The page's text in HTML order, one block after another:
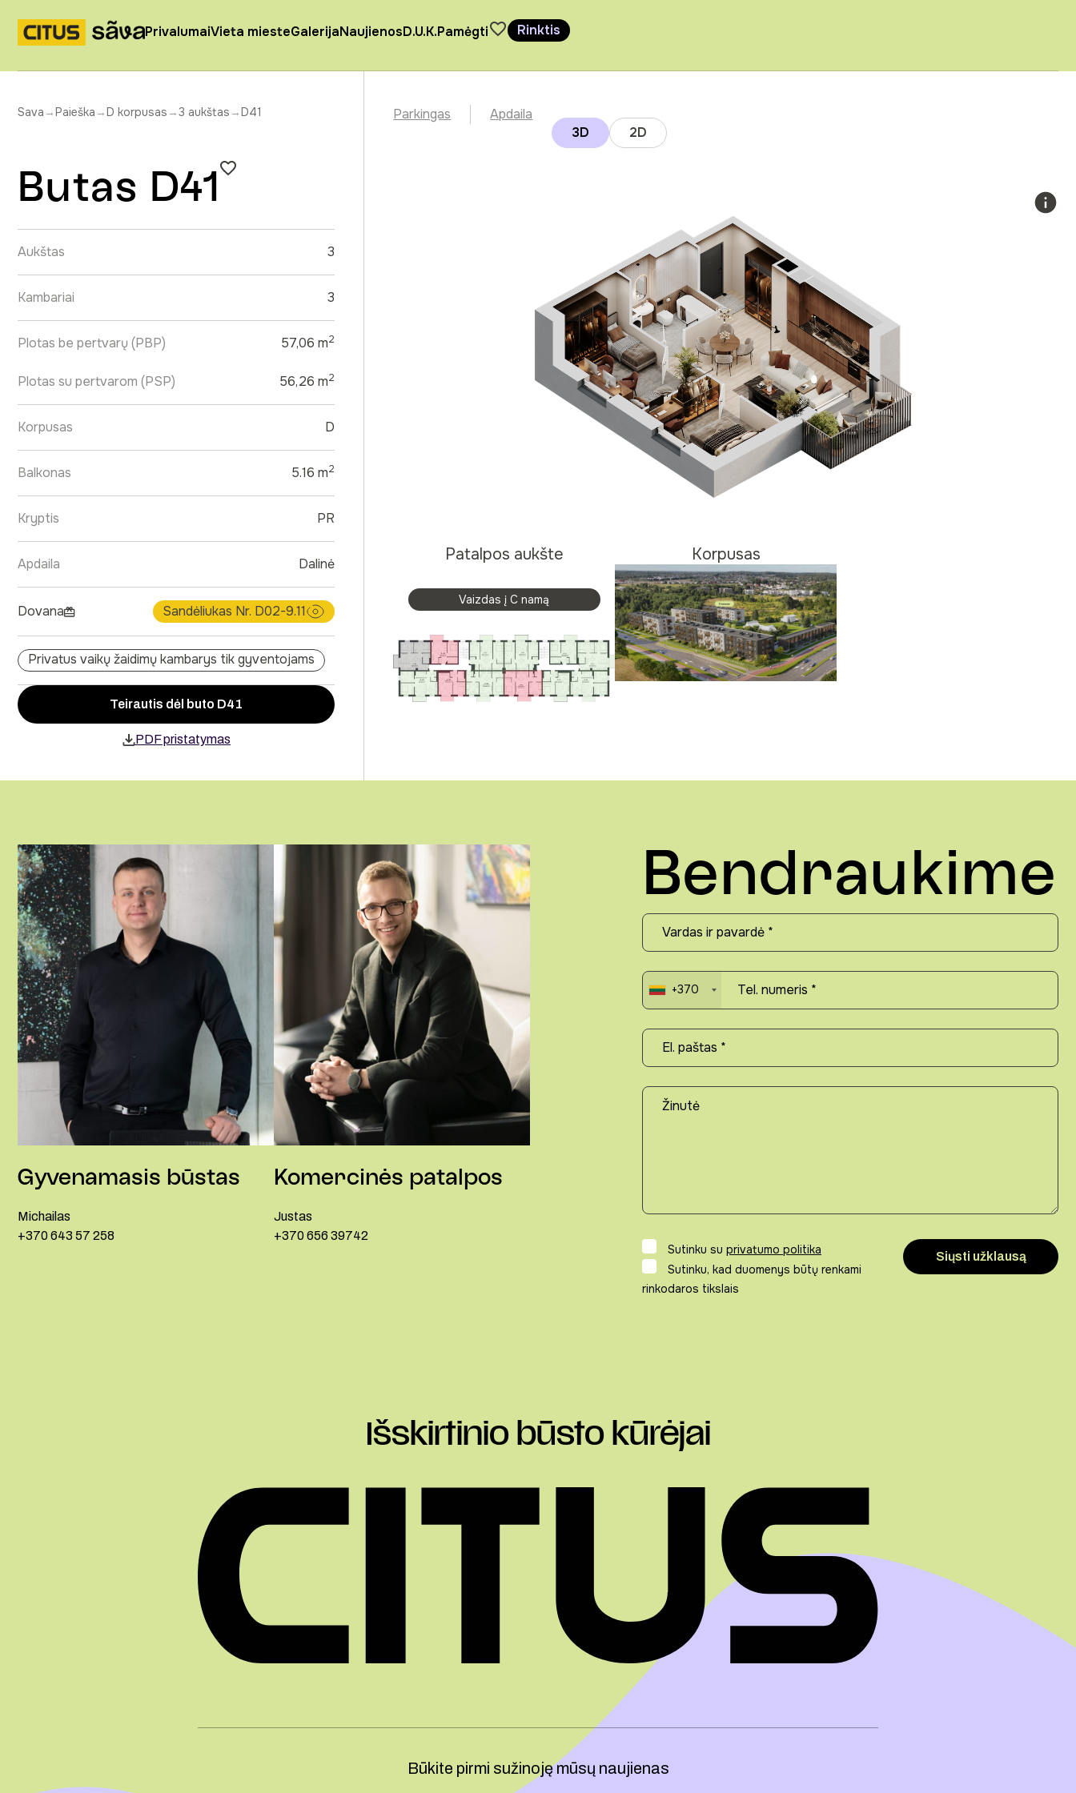
PrivalumaiVieta miesteGalerijaNaujienosD.U.K.Pamėgti Rinktis
Sava → Paieška → D korpusas →3 aukštas → D41
Butas D41
Aukštas 3
Kambariai 3
Plotas be pertvarų (PBP) 57,06 m2
Plotas su pertvarom (PSP) 56,26 m2
Korpusas D
Balkonas 5.16 m2
Kryptis PR
Apdaila Dalinė
Dovana Sandėliukas Nr. D02-9.11
Privatus vaikų žaidimų kambarys tik gyventojams
Teirautis dėl buto D41
PDF pristatymas
Parkingas
Apdaila
3D
2D
Patalpos aukšte
Vaizdas į C namą
Korpusas
Gyvenamasis būstas
Michailas
+370 643 57 258
Komercinės patalpos
Justas
+370 656 39742
Bendraukime
+370
Sutinku su privatumo politika
Sutinku, kad duomenys būtų renkami
rinkodaros tikslais
Išskirtinio būsto kūrėjai
Būkite pirmi sužinoję mūsų naujienas